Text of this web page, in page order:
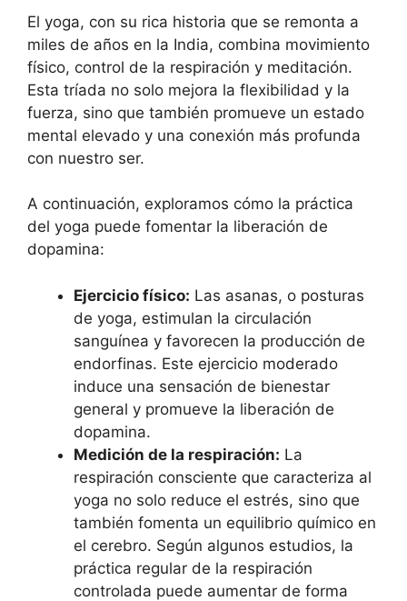
El yoga, con su rica historia que se remonta a
miles de años en la India, combina movimiento
físico, control de la respiración y meditación.
Esta tríada no solo mejora la flexibilidad y la
fuerza, sino que también promueve un estado
mental elevado y una conexión más profunda
con nuestro ser.
A continuación, exploramos cómo la práctica
del yoga puede fomentar la liberación de
dopamina:
Ejercicio físico: Las asanas, o posturas
de yoga, estimulan la circulación
sanguínea y favorecen la producción de
endorfinas. Este ejercicio moderado
induce una sensación de bienestar
general y promueve la liberación de
dopamina.
Medición de la respiración: La
respiración consciente que caracteriza al
yoga no solo reduce el estrés, sino que
también fomenta un equilibrio químico en
el cerebro. Según algunos estudios, la
práctica regular de la respiración
controlada puede aumentar de forma